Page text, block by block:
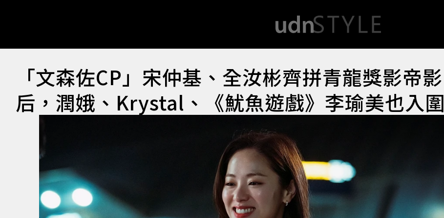
「文森佐CP」宋仲基、全汝彬齊拼青龍獎影帝影
后，潤娥、Krystal、《魷魚遊戲》李瑜美也入圍